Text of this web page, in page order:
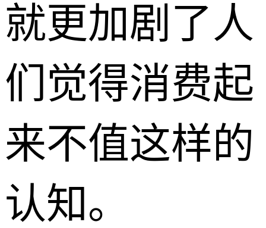
就更加剧了人
们觉得消费起
来不值这样的
认知。